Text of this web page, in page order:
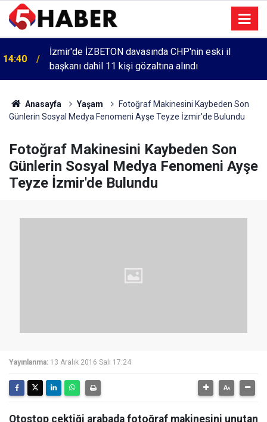
14:40
İzmir'de İZBETON davasında CHP'nin eski il
başkanı dahil 11 kişi gözaltına alındı
Anasayfa Yaşam
Fotoğraf Makinesini Kaybeden Son
Günlerin Sosyal Medya Fenomeni Ayşe Teyze İzmir'de Bulundu
Fotoğraf Makinesini Kaybeden Son
Günlerin Sosyal Medya Fenomeni Ayşe
Teyze İzmir'de Bulundu
Yayınlanma: 13 Aralık 2016 Salı 17:24
Otostop çektiği arabada fotoğraf makinesini unutan